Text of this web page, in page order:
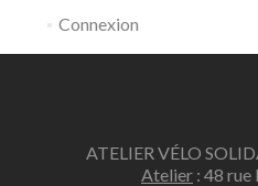
Connexion
ATELIER VÉLO
Atelier : 48 rue